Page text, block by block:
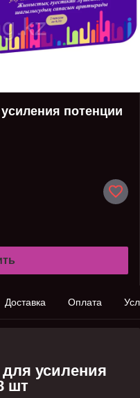
потенции
Доставка Оплата
усиления
шт